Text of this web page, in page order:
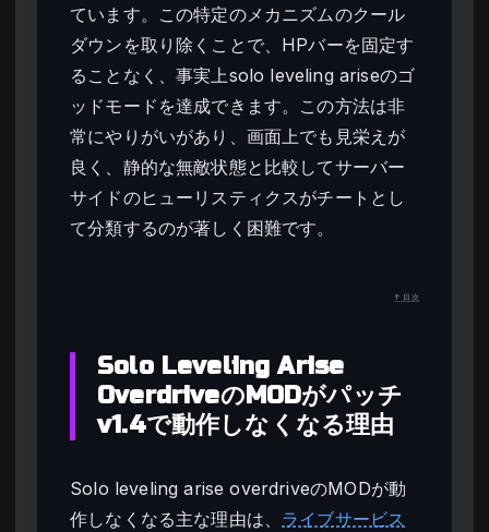
ています。この特定のメカニズムのクール
ダウンを取り除くことで、HPバーを固定す
ることなく、事実上solo leveling ariseのゴ
ッドモードを達成できます。この方法は非
常にやりがいがあり、画面上でも見栄えが
良く、静的な無敵状態と比較してサーバー
サイドのヒューリスティクスがチートとし
て分類するのが著しく困難です。
↑ 目次
Solo Leveling Arise
OverdriveのMODがパッチ
v1.4で動作しなくなる理由
Solo leveling arise overdriveのMODが動
作しなくなる主な理由は、 ライブサービス